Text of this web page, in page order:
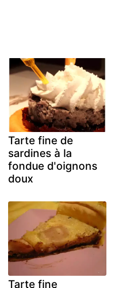
Tarte fine de
sardines à la
fondue d'oignons
doux
Tarte fine